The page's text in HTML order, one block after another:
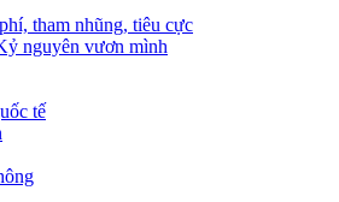
tham nhũng, tiêu cực
nguyên vươn mình
tế